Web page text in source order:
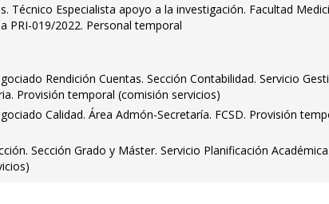
Técnico Especialista apoyo a la investigación. Facultad
PRI-019/2022. Personal temporal
Rendición Cuentas. Sección Contabilidad. Servicio
Provisión temporal (comisión servicios)
Calidad. Área Admón-Secretaría. FCSD. Provisión
Sección Grado y Máster. Servicio Planificación